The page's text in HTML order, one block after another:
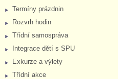
Termíny prázdnin
Rozvrh hodin
Třídní samospráva
Integrace dětí s SPU
Exkurze a výlety
Třídní akce